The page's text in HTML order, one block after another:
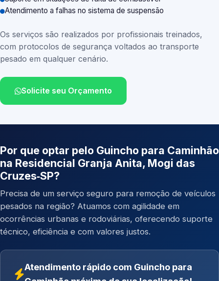
Atendimento a falhas no sistema de suspensão
Os serviços são realizados por profissionais treinados,
com protocolos de segurança voltados ao transporte
pesado em qualquer cenário.
Solicite seu Orçamento
Por que optar pelo Guincho para Caminhão
na Residencial Granja Anita, Mogi das
Cruzes‑SP?
Precisa de um serviço seguro para remoção de veículos
pesados na região? Atuamos com agilidade em
ocorrências urbanas e rodoviárias, oferecendo suporte
técnico, eficiência e com valores justos.
Atendimento rápido com Guincho para